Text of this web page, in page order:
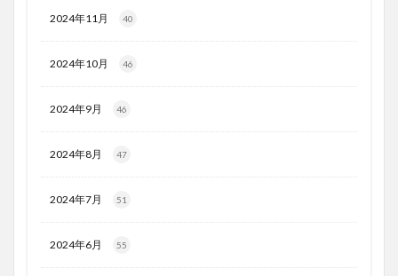
2024年11月 40
2024年10月 46
2024年9月 46
2024年8月 47
2024年7月 51
2024年6月 55